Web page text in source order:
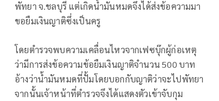
พัทยา จ.ชลบุรี แต่เกิดน้ำมันหมดจึงได้ส่งข้อความมา
ขอยืมเงินญาติซึ่งเป็นครู
โดยตำรวจพบความเคลื่อนไหวจากเฟซบุ๊กผู้ก่อเหตุ
ว่ามีการส่งข้อความข้อยืมเงินญาติจำนวน 500 บาท
อ้างว่าน้ำมันหมดที่ปั้มโดยบอกกับญาติว่าจะไปพัทยา
จากนั้นเจ้าหน้าที่ตำรวจจึงได้แสดงตัวเข้าจับกุม